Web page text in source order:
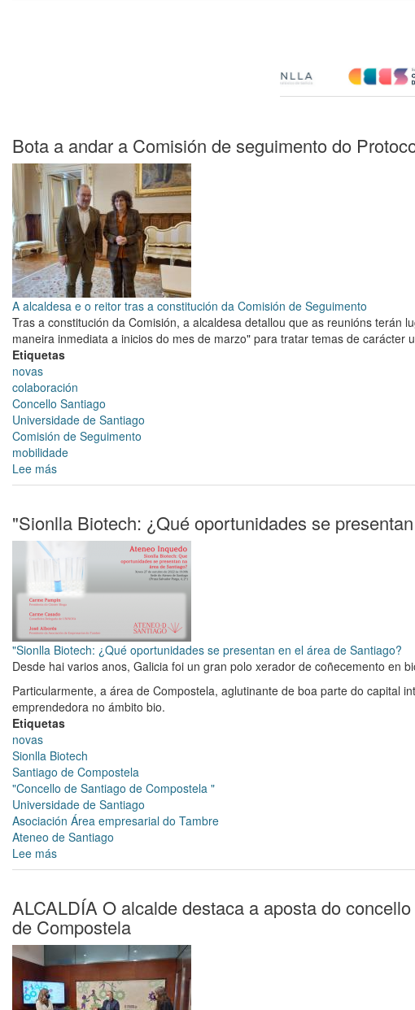
Bota a andar a Comisión de seguimento do
A alcaldesa e o reitor tras a constitución da Comisión de Seguimento
Tras a constitución da Comisión, a alcaldesa detallou que as reunións
maneira inmediata a inicios do mes de marzo" para tratar temas de carácter
Etiquetas
novas
colaboración
Concello Santiago
Universidade de Santiago
Comisión de Seguimento
mobilidade
Lee más
Bota
andar
a
seguimento
do
Protocolo
de
colaboración
entre
Concello
e
a
"Sionlla Biotech: ¿Qué oportunidades se
"Sionlla Biotech: ¿Qué oportunidades se presentan en el área de Santiago?
Desde hai varios anos, Galicia foi un gran polo xerador de coñecemento en
Particularmente, a área de Compostela, aglutinante de boa parte do capital
emprendedora no ámbito bio.
Etiquetas
novas
Sionlla Biotech
Santiago de Compostela
"Concello de Santiago de Compostela "
Universidade de Santiago
Asociación Área empresarial do Tambre
Ateneo de Santiago
Lee más
"Sionlla
¿Qué
oportunidades
se
presentan
en
el
área
ALCALDÍA O alcalde destaca a aposta do
de Compostela